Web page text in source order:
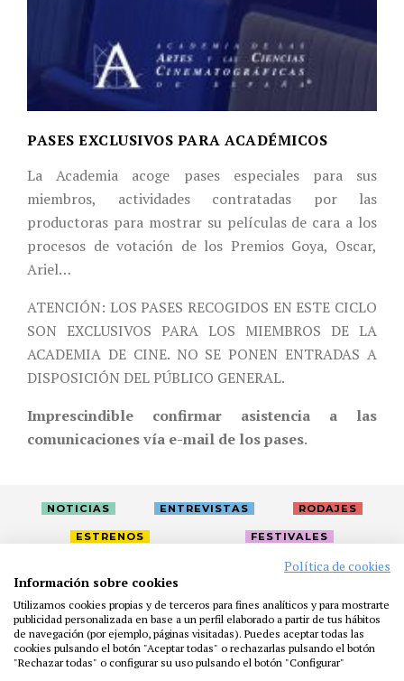
PASES EXCLUSIVOS PARA ACADÉMICOS
La Academia acoge pases especiales para sus
miembros, actividades contratadas por las
productoras para mostrar su películas de cara a los
procesos de votación de los Premios Goya, Oscar,
Ariel…
ATENCIÓN: LOS PASES RECOGIDOS EN ESTE CICLO
SON EXCLUSIVOS PARA LOS MIEMBROS DE LA
ACADEMIA DE CINE. NO SE PONEN ENTRADAS A
DISPOSICIÓN DEL PÚBLICO GENERAL.
Imprescindible confirmar asistencia a las
comunicaciones vía e-mail de los pases.
NOTICIAS ENTREVISTAS RODAJES
ESTRENOS FESTIVALES
PRENSA
FUNDACIÓN RESIDENCIAS
AYUDAS
BIBLIOTECA
PUBLICACIONES
CONTACTO
Política de cookies
Información sobre cookies
Utilizamos cookies propias y de terceros para fines analíticos y para mostrarte
publicidad personalizada en base a un perfil elaborado a partir de tus hábitos
de navegación (por ejemplo, páginas visitadas). Puedes aceptar todas las
cookies pulsando el botón "Aceptar todas" o rechazarlas pulsando el botón
"Rechazar todas" o configurar su uso pulsando el botón "Configurar"